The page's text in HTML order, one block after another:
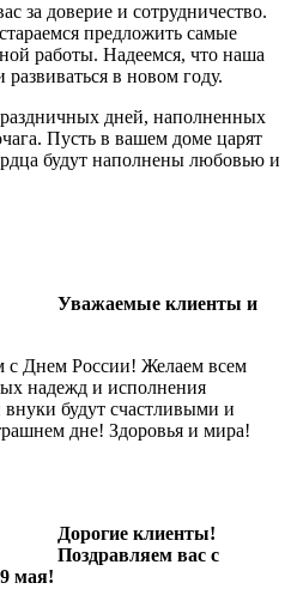
за доверие и сотрудничество.
предложить самые
работы. Надеемся, что наша
в новом году.
дней, наполненных
Пусть в вашем доме царят
будут наполнены любовью и
Уважаемые клиенты и
с Днем России! Желаем всем
надежд и исполнения
будут счастливыми и
дне! Здоровья и мира!
Дорогие клиенты!
Поздравляем вас с
мая!